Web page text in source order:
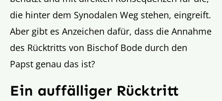
die hinter dem Synodalen Weg stehen, eingreift.
Aber gibt es Anzeichen dafür, dass die Annahme
des Rücktritts von Bischof Bode durch den
Papst genau das ist?
Ein auffälliger Rücktritt